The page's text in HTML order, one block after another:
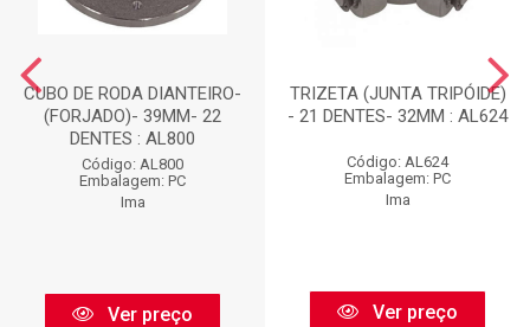
CUBO DE RODA DIANTEIRO-
(FORJADO)- 39MM- 22
DENTES : AL800
Código: AL800
Embalagem: PC
Ima
Ver preço
TRIZETA (JUNTA TRIPÓIDE)
- 21 DENTES- 32MM : AL624
Código: AL624
Embalagem: PC
Ima
Ver preço